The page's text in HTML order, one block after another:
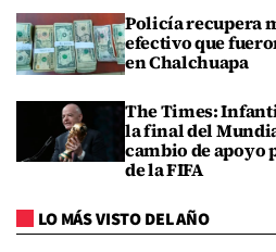
Policía recupera
efectivo que
en Chalchuapa
The Times:
la final del
cambio de apoyo
de la FIFA
LO MÁS VISTO DEL AÑO